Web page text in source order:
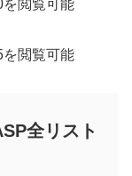
閲覧可能
閲覧可能
全リスト